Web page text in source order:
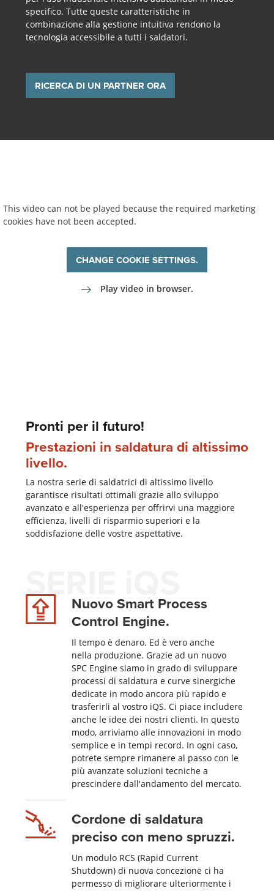
specifico. Tutte queste caratteristiche in
combinazione alla gestione intuitiva rendono la
tecnologia accessibile a tutti i saldatori.
RICERCA DI UN PARTNER ORA
This video can not be played because the required marketing
cookies have not been accepted.
CHANGE COOKIE SETTINGS.
Play video in browser.
Pronti per il futuro!
Prestazioni in saldatura di altissimo
livello.
La nostra serie di saldatrici di altissimo livello
garantisce risultati ottimali grazie allo sviluppo
avanzato e all'esperienza per offrirvi una maggiore
efficienza, livelli di risparmio superiori e la
soddisfazione delle vostre aspettative.
SERIE iQS
Nuovo Smart Process
Control Engine.
Il tempo è denaro. Ed è vero anche
nella produzione. Grazie ad un nuovo
SPC Engine siamo in grado di sviluppare
processi di saldatura e curve sinergiche
dedicate in modo ancora più rapido e
trasferirli al vostro iQS. Ci piace includere
anche le idee dei nostri clienti. In questo
modo, arriviamo alle innovazioni in modo
semplice e in tempi record. In ogni caso,
potrete sempre rimanere al passo con le
più avanzate soluzioni tecniche a
prescindere dall'andamento del mercato.
Cordone di saldatura
preciso con meno spruzzi.
Un modulo RCS (Rapid Current
Shutdown) di nuova concezione ci ha
permesso di migliorare ulteriormente i